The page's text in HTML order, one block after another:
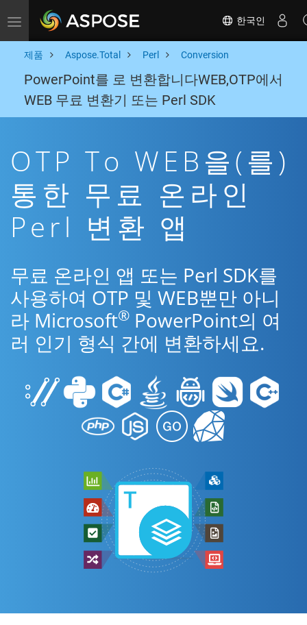
Toggle navigation 한국인
제품 Aspose.Total Perl Conversion
PowerPoint를 로 변환합니다WEB,OTP에서
WEB 무료 변환기 또는 Perl SDK
OTP To WEB을(를)
통한 무료 온라인
Perl 변환 앱
무료 온라인 앱 또는 Perl SDK를
사용하여 OTP 및 WEB뿐만 아니
라 Microsoft® PowerPoint의 여
러 인기 형식 간에 변환하세요.